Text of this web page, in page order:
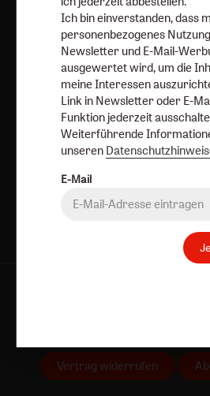
Weiterführende Informationen
Vertrag widerrufen
Ich bin einverstanden, dass
personenbezogenes
Newsletter und E-Mail-
ausgewertet wird, um die
meine Interessen
Link in Newsletter oder E-
Funktion jederzeit
Weiterführende
unseren
E-Mail